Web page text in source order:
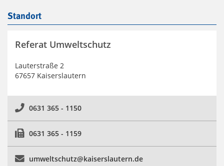
Standort
Referat Umweltschutz
Lauterstraße 2
67657 Kaiserslautern
0631 365 - 1150
0631 365 - 1159
umweltschutz@kaiserslautern.de